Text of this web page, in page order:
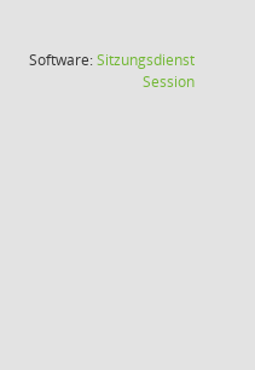
Software:Sitzungsdienst
Session(Wird in